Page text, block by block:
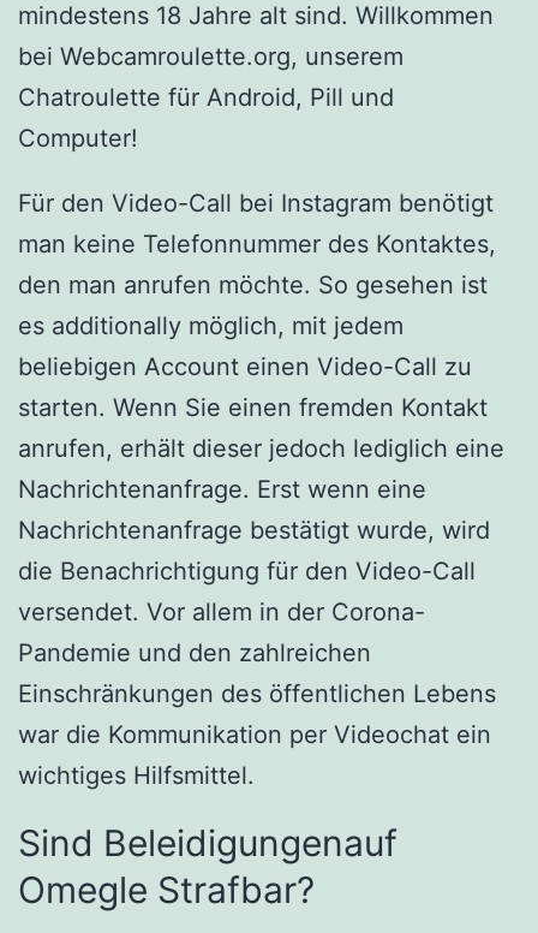
mindestens 18 Jahre alt sind. Willkommen
bei Webcamroulette.org, unserem
Chatroulette für Android, Pill und
Computer!
Für den Video-Call bei Instagram benötigt
man keine Telefonnummer des Kontaktes,
den man anrufen möchte. So gesehen ist
es additionally möglich, mit jedem
beliebigen Account einen Video-Call zu
starten. Wenn Sie einen fremden Kontakt
anrufen, erhält dieser jedoch lediglich eine
Nachrichtenanfrage. Erst wenn eine
Nachrichtenanfrage bestätigt wurde, wird
die Benachrichtigung für den Video-Call
versendet. Vor allem in der Corona-
Pandemie und den zahlreichen
Einschränkungen des öffentlichen Lebens
war die Kommunikation per Videochat ein
wichtiges Hilfsmittel.
Sind Beleidigungenauf
Omegle Strafbar?